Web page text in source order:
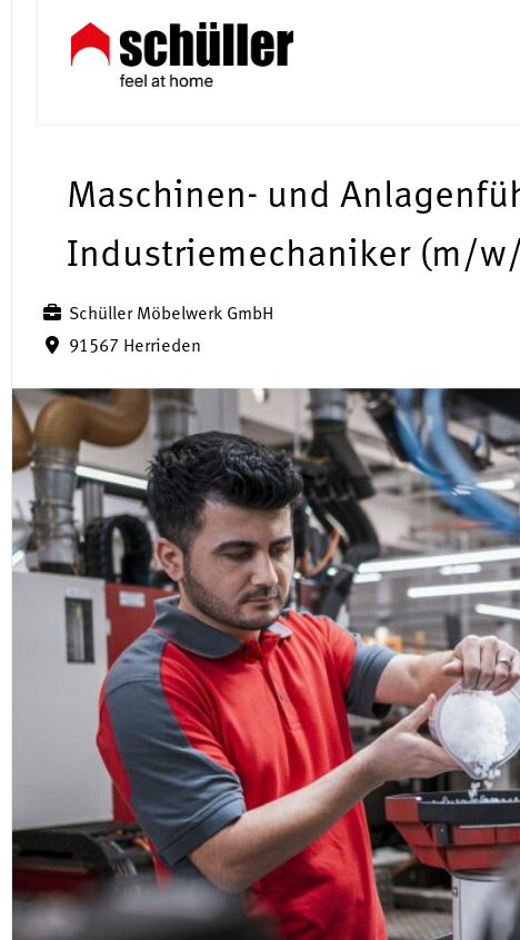
Maschinen- und
Industriemechaniker (m/
Schüller Möbelwerk GmbH
91567 Herrieden